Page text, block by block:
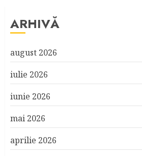
ARHIVĂ
august 2026
iulie 2026
iunie 2026
mai 2026
aprilie 2026